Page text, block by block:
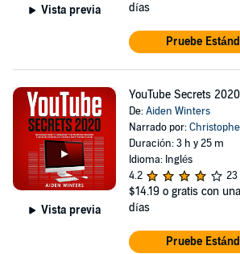
Vista previa
días
Pruebe
Vista previa
YouTube Secrets 2020
De:Aiden Winters
Narrado por:
Duración: 3 h y 25 m
Idioma: Inglés
4.2
$14.19 o gratis con
días
Pruebe